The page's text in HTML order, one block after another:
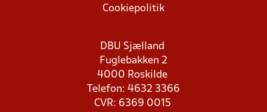
Cookiepolitik
DBU Sjælland
Fuglebakken 2
4000 Roskilde
Telefon: 4632 3366
CVR: 6369 0015